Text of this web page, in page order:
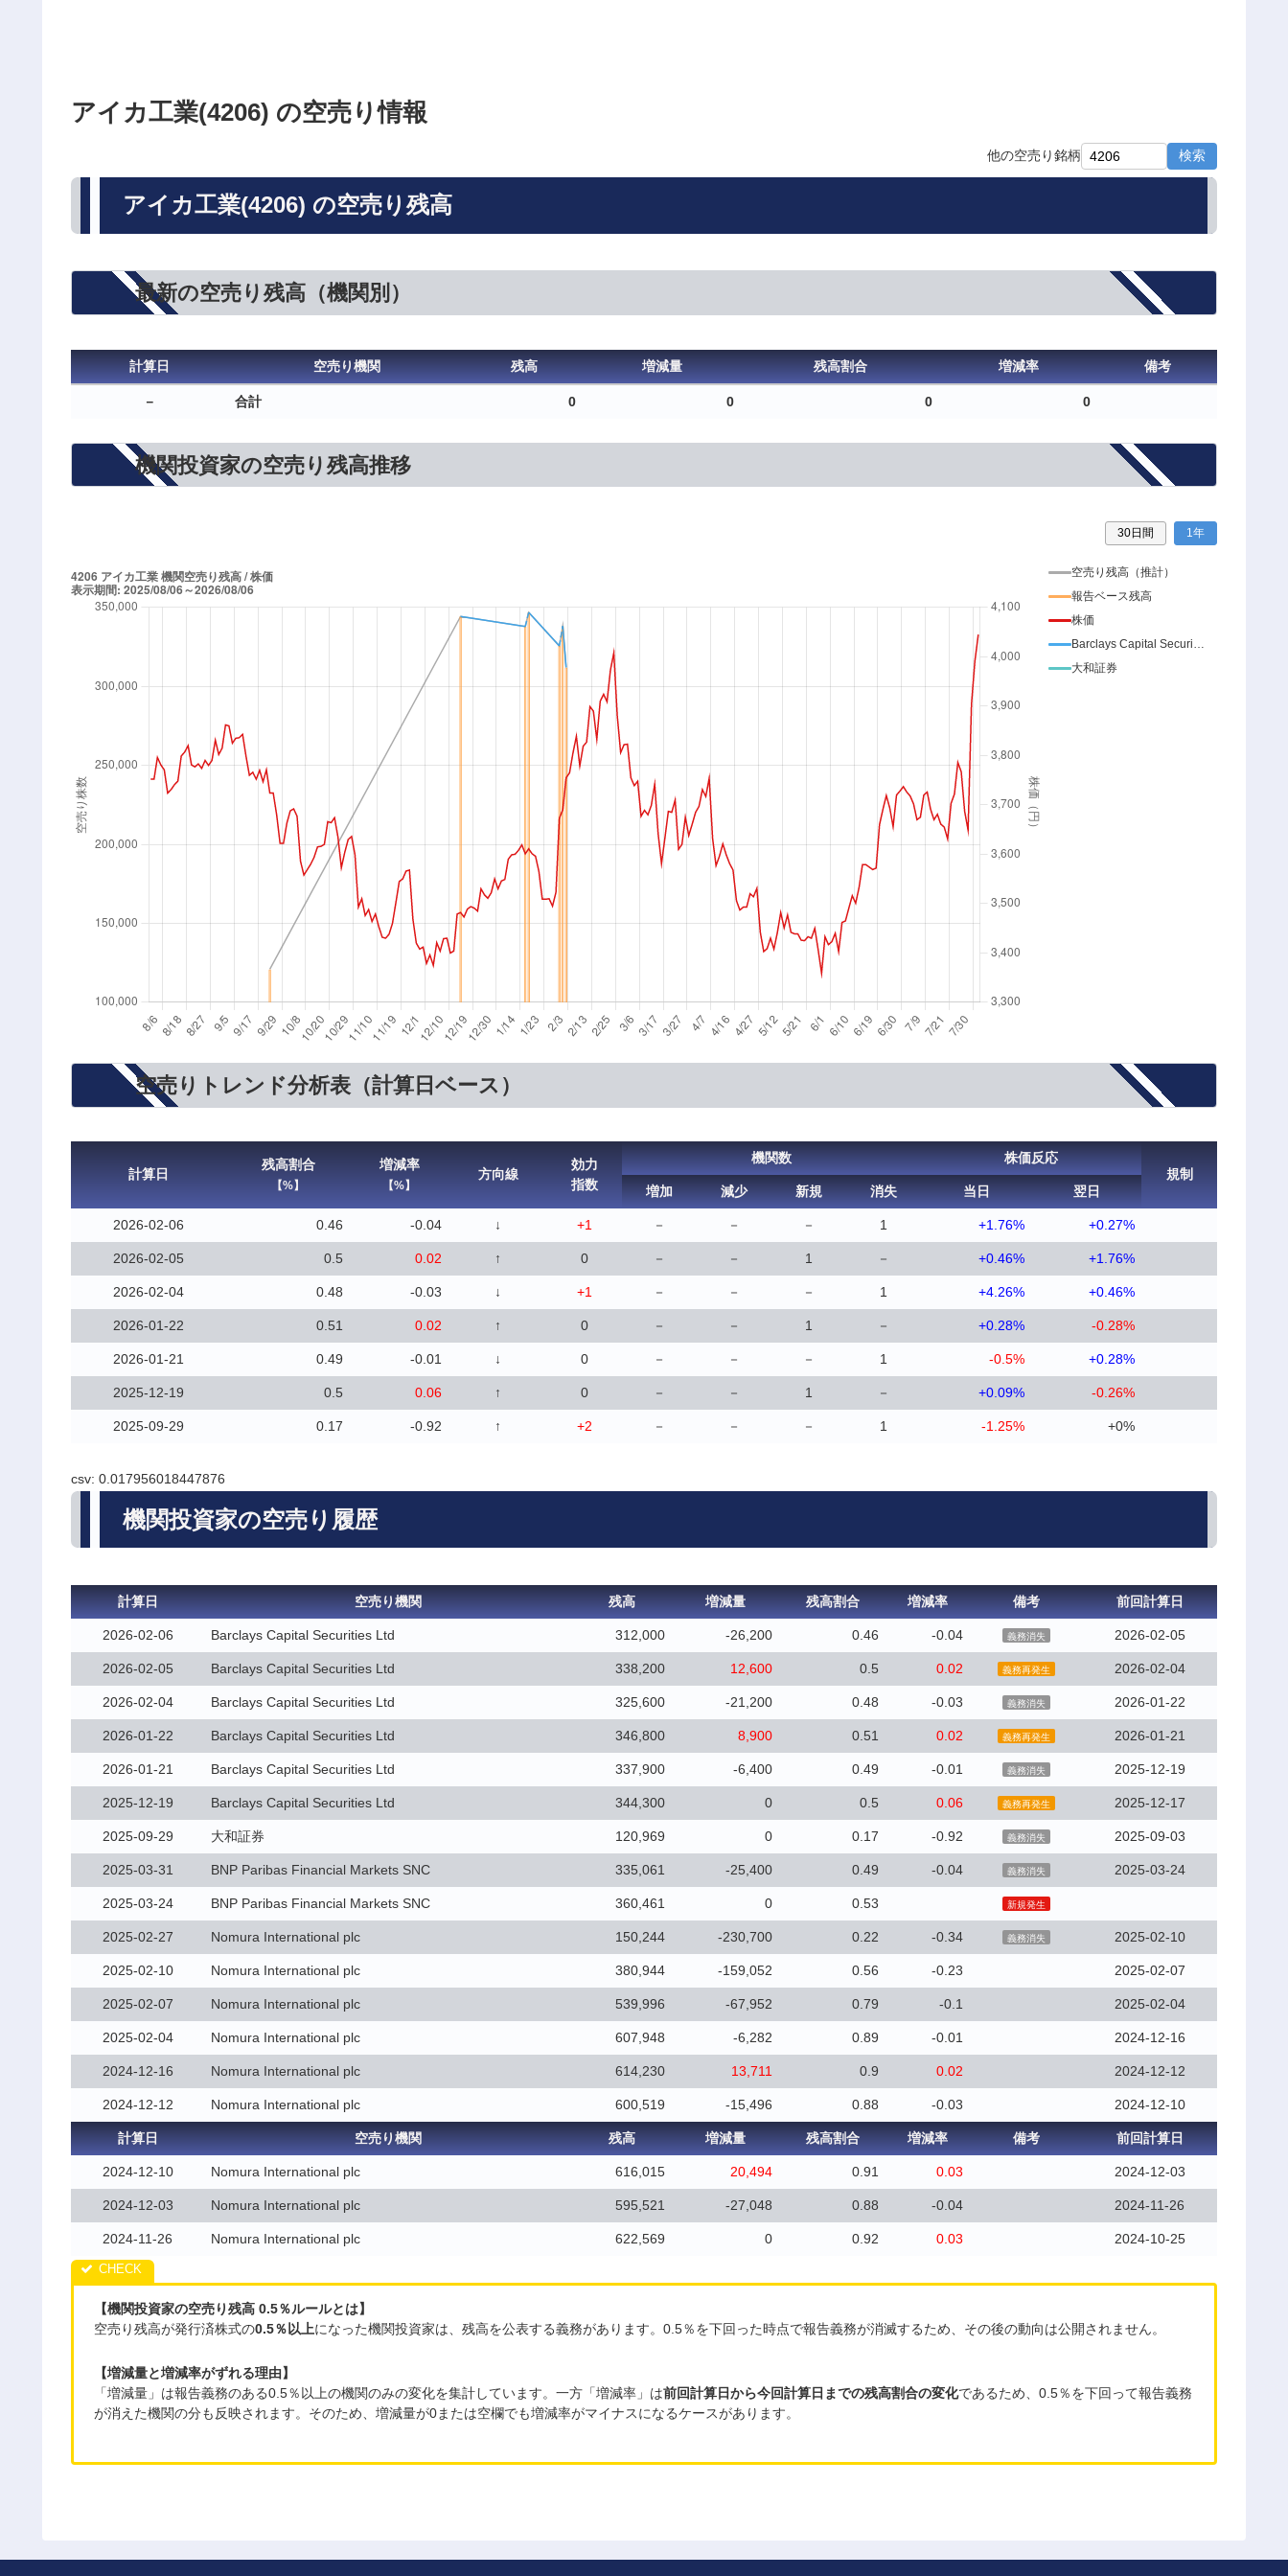
アイカ工業(4206) の空売り情報
他の空売り銘柄 検索
アイカ工業(4206) の空売り残高
最新の空売り残高（機関別）
計算日 空売り機関 残高 増減量 残高割合 増減率 備考
－ 合計 0 0 0 0
機関投資家の空売り残高推移
30日間 1年
空売り残高（推計）
報告ベース残高
株価
Barclays Capital Securities Ltd
大和証券
空売りトレンド分析表（計算日ベース）
計算日
残高割合
【%】
増減率
【%】
方向線
効力
指数
機関数
株価反応
規制
増加
減少 新規 消失 当日 翌日
2026-02-06 0.46 -0.04 ↓ +1 － － － 1 +1.76% +0.27%
2026-02-05 0.5 0.02 ↑ 0 － － 1 － +0.46% +1.76%
2026-02-04 0.48 -0.03 ↓ +1 － － － 1 +4.26% +0.46%
2026-01-22 0.51 0.02 ↑ 0 － － 1 － +0.28% -0.28%
2026-01-21 0.49 -0.01 ↓ 0 － － － 1 -0.5% +0.28%
2025-12-19 0.5 0.06 ↑ 0 － － 1 － +0.09% -0.26%
2025-09-29 0.17 -0.92 ↑ +2 － － － 1 -1.25% +0%
csv: 0.017956018447876
機関投資家の空売り履歴
計算日 空売り機関 残高 増減量 残高割合 増減率 備考 前回計算日
2026-02-06 Barclays Capital Securities Ltd 312,000 -26,200 0.46 -0.04 義務消失 2026-02-05
2026-02-05 Barclays Capital Securities Ltd 338,200 12,600 0.5 0.02 義務再発生 2026-02-04
2026-02-04 Barclays Capital Securities Ltd 325,600 -21,200 0.48 -0.03 義務消失 2026-01-22
2026-01-22 Barclays Capital Securities Ltd 346,800 8,900 0.51 0.02 義務再発生 2026-01-21
2026-01-21 Barclays Capital Securities Ltd 337,900 -6,400 0.49 -0.01 義務消失 2025-12-19
2025-12-19 Barclays Capital Securities Ltd 344,300 0 0.5 0.06 義務再発生 2025-12-17
2025-09-29 大和証券 120,969 0 0.17 -0.92 義務消失 2025-09-03
2025-03-31 BNP Paribas Financial Markets SNC 335,061 -25,400 0.49 -0.04 義務消失 2025-03-24
2025-03-24 BNP Paribas Financial Markets SNC 360,461 0 0.53 新規発生
2025-02-27 Nomura International plc 150,244 -230,700 0.22 -0.34 義務消失 2025-02-10
2025-02-10 Nomura International plc 380,944 -159,052 0.56 -0.23 2025-02-07
2025-02-07 Nomura International plc 539,996 -67,952 0.79 -0.1 2025-02-04
2025-02-04 Nomura International plc 607,948 -6,282 0.89 -0.01 2024-12-16
2024-12-16 Nomura International plc 614,230 13,711 0.9 0.02 2024-12-12
2024-12-12 Nomura International plc 600,519 -15,496 0.88 -0.03 2024-12-10
計算日 空売り機関 残高 増減量 残高割合 増減率 備考 前回計算日
2024-12-10 Nomura International plc 616,015 20,494 0.91 0.03 2024-12-03
2024-12-03 Nomura International plc 595,521 -27,048 0.88 -0.04 2024-11-26
2024-11-26 Nomura International plc 622,569 0 0.92 0.03 2024-10-25
【機関投資家の空売り残高 0.5％ルールとは】
空売り残高が発行済株式の0.5％以上になった機関投資家は、残高を公表する義務があります。0.5％を下回った時点で報告義務が消滅するため、その後の動向は公開されません。
【増減量と増減率がずれる理由】
「増減量」は報告義務のある0.5％以上の機関のみの変化を集計しています。一方「増減率」は前回計算日から今回計算日までの残高割合の変化であるため、0.5％を下回って報告義務
が消えた機関の分も反映されます。そのため、増減量が0または空欄でも増減率がマイナスになるケースがあります。